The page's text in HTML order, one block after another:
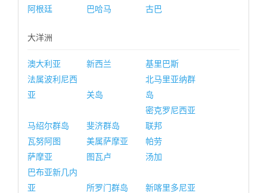
阿根廷
巴哈马 古巴
大洋洲
澳大利亚 新西兰
基里巴斯
法属波利尼西
亚
关岛
北马里亚纳群
岛
马绍尔群岛 斐济群岛
密克罗尼西亚
联邦
瓦努阿图
美属萨摩亚
帕劳
萨摩亚
图瓦卢
汤加
巴布亚新几内
亚
所罗门群岛
新喀里多尼亚